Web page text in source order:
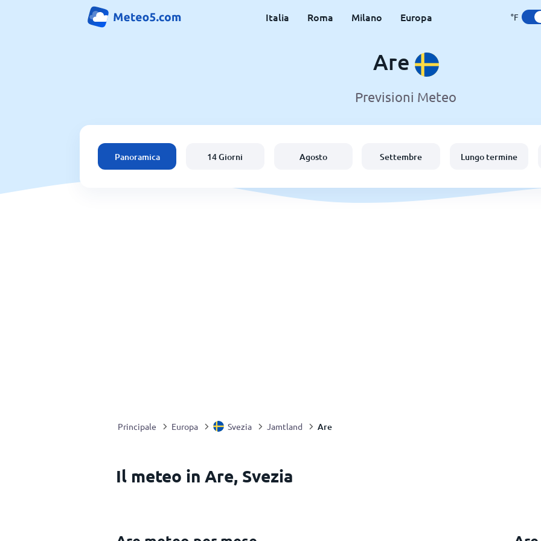
Italia Roma Milano Europa °F
Are
Previsioni Meteo
Panoramica 14 Giorni Agosto Settembre Lungo termine
Principale Europa Svezia Jamtland Are
Il meteo in Are, Svezia